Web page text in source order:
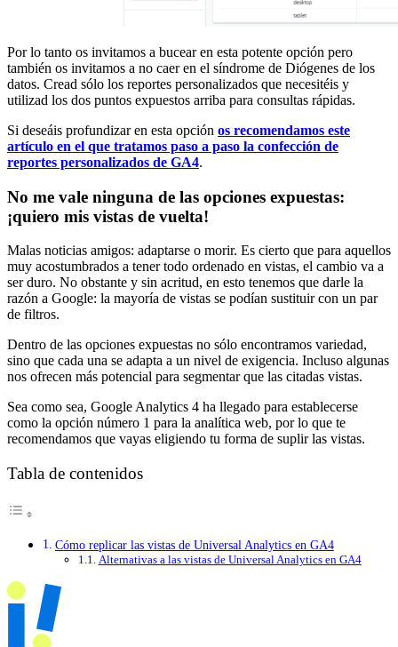
Por lo tanto os invitamos a bucear en esta potente opción pero
también os invitamos a no caer en el síndrome de Diógenes de los
datos. Cread sólo los reportes personalizados que necesitéis y
utilizad los dos puntos expuestos arriba para consultas rápidas.
Si deseáis profundizar en esta opción os recomendamos este
artículo en el que tratamos paso a paso la confección de
reportes personalizados de GA4.
No me vale ninguna de las opciones expuestas:
¡quiero mis vistas de vuelta!
Malas noticias amigos: adaptarse o morir. Es cierto que para aquellos
muy acostumbrados a tener todo ordenado en vistas, el cambio va a
ser duro. No obstante y sin acritud, en esto tenemos que darle la
razón a Google: la mayoría de vistas se podían sustituir con un par
de filtros.
Dentro de las opciones expuestas no sólo encontramos variedad,
sino que cada una se adapta a un nivel de exigencia. Incluso algunas
nos ofrecen más potencial para segmentar que las citadas vistas.
Sea como sea, Google Analytics 4 ha llegado para establecerse
como la opción número 1 para la analítica web, por lo que te
recomendamos que vayas eligiendo tu forma de suplir las vistas.
Tabla de contenidos
Cómo replicar las vistas de Universal Analytics en GA4
Alternativas a las vistas de Universal Analytics en GA4